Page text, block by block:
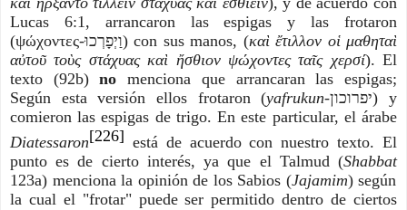
Lucas 6:1, arrancaron las espigas y las frotaron
(ψώχοντες-וַיְפָרְכוּ) con sus manos, (καὶ ἔτιλλον οἱ μαθηταὶ
αὐτοῦ τοὺς στάχυας καὶ ἤσθιον ψώχοντες ταῖς χερσί). El
texto (92b)nomenciona que arrancaran las espigas;
Según esta versión ellos frotaron (yafrukun-יפרוכון) y
comieron las espigas de trigo. En este particular, el árabe
Diatessaron[226] está de acuerdo con nuestro texto. El
punto es de cierto interés, ya que el Talmud (Shabbat
123a) menciona la opinión de los Sabios (Jajamim) según
la cual el "frotar" puede ser permitido dentro de ciertos